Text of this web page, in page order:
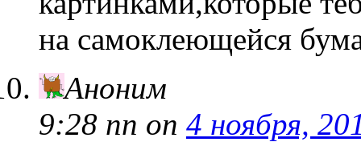
на самоклеющейся
Аноним
9:28 пп on 4 ноября,